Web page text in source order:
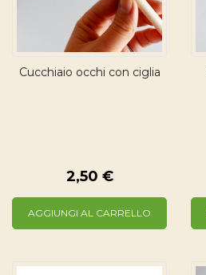
Cucchiaio occhi con ciglia
2,50 €
AGGIUNGI AL CARRELLO